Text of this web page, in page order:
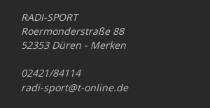
RADI-SPORT
Roermonderstraße 88
52353 Düren - Merken
02421/84114
radi-sport@t-online.de